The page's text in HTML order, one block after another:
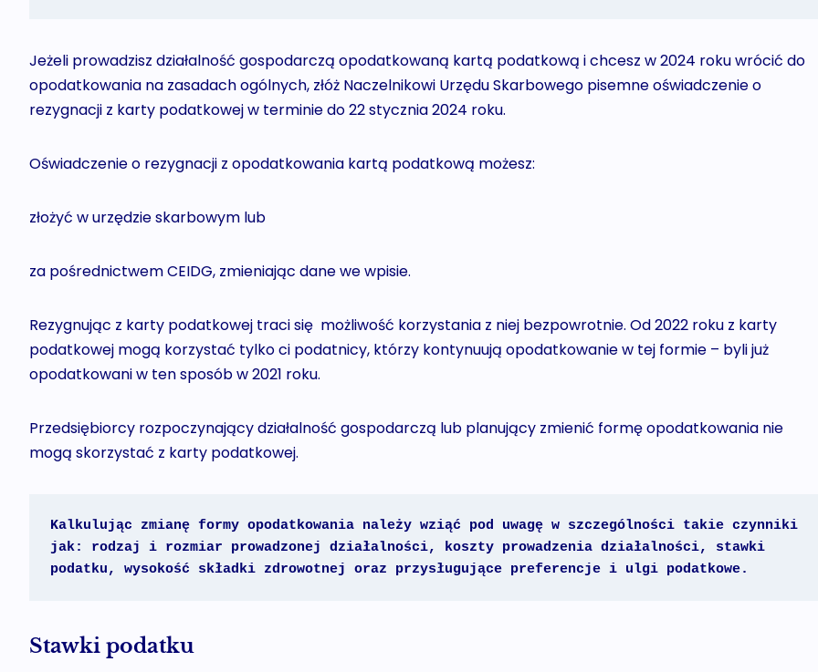
Jeżeli prowadzisz działalność gospodarczą opodatkowaną kartą podatkową i chcesz w 2024 roku wrócić do
opodatkowania na zasadach ogólnych, złóż Naczelnikowi Urzędu Skarbowego pisemne oświadczenie o
rezygnacji z karty podatkowej w terminie do 22 stycznia 2024 roku.
Oświadczenie o rezygnacji z opodatkowania kartą podatkową możesz:
złożyć w urzędzie skarbowym lub
za pośrednictwem CEIDG, zmieniając dane we wpisie.
Rezygnując z karty podatkowej traci się możliwość korzystania z niej bezpowrotnie. Od 2022 roku z karty
podatkowej mogą korzystać tylko ci podatnicy, którzy kontynuują opodatkowanie w tej formie – byli już
opodatkowani w ten sposób w 2021 roku.
Przedsiębiorcy rozpoczynający działalność gospodarczą lub planujący zmienić formę opodatkowania nie
mogą skorzystać z karty podatkowej.
Kalkulując zmianę formy opodatkowania należy wziąć pod uwagę w szczególności takie czynniki
jak: rodzaj i rozmiar prowadzonej działalności, koszty prowadzenia działalności, stawki
podatku, wysokość składki zdrowotnej oraz przysługujące preferencje i ulgi podatkowe.
Stawki podatku